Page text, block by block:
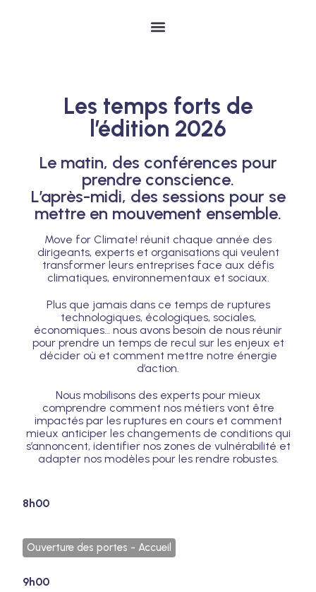
Les temps forts de
l’édition 2026
Le matin, des conférences pour
prendre conscience.
L’après-midi, des sessions pour se
mettre en mouvement ensemble.
Move for Climate! réunit chaque année des
dirigeants, experts et organisations qui veulent
transformer leurs entreprises face aux défis
climatiques, environnementaux et sociaux.
Plus que jamais dans ce temps de ruptures
technologiques, écologiques, sociales,
économiques… nous avons besoin de nous réunir
pour prendre un temps de recul sur les enjeux et
décider où et comment mettre notre énergie
d’action.
Nous mobilisons des experts pour mieux
comprendre comment nos métiers vont être
impactés par les ruptures en cours et comment
mieux anticiper les changements de conditions qui
s’annoncent, identifier nos zones de vulnérabilité et
adapter nos modèles pour les rendre robustes.
8h00
Ouverture des portes - Accueil
9h00